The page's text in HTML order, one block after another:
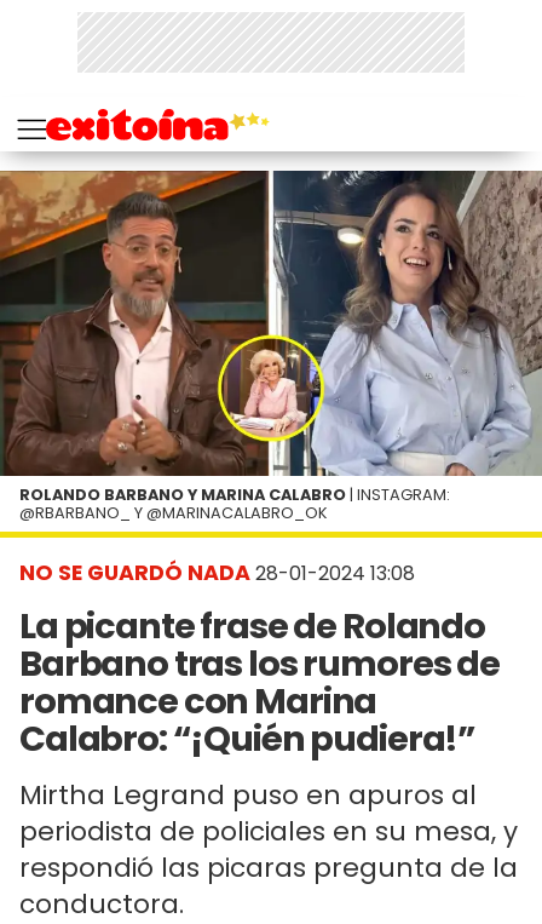
NO SE GUARDÓ NADA28-01-2024 13:08
La picante frase de Rolando
Barbano tras los rumores de
romance con Marina
Calabro: “¡Quién pudiera!”
Mirtha Legrand puso en apuros al
periodista de policiales en su mesa, y
respondió las picaras pregunta de la
conductora.
ROLANDO BARBANO Y MARINA CALABRO | INSTAGRAM:
@RBARBANO_ Y @MARINACALABRO_OK